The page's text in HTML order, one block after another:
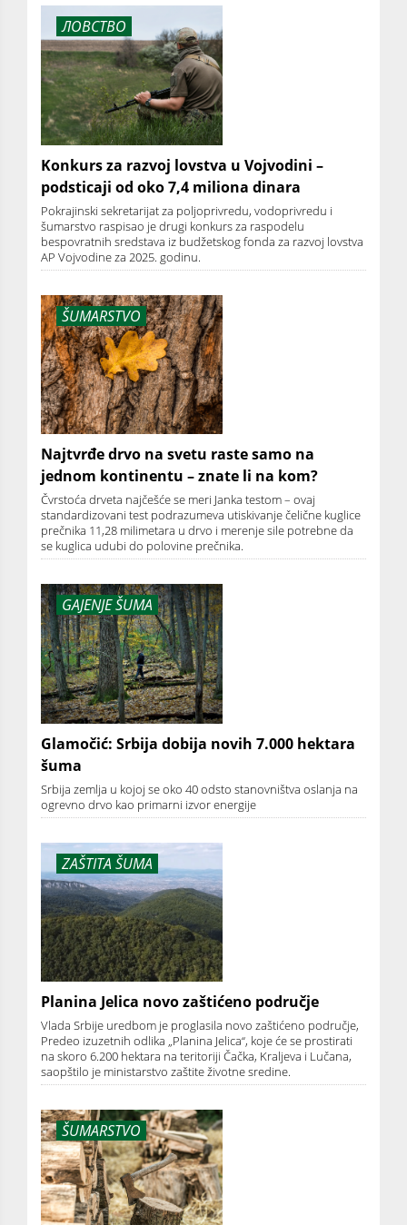
ЛОВСТВО
Konkurs za razvoj lovstva u Vojvodini –
podsticaji od oko 7,4 miliona dinara
Pokrajinski sekretarijat za poljoprivredu, vodoprivredu i
šumarstvo raspisao je drugi konkurs za raspodelu
bespovratnih sredstava iz budžetskog fonda za razvoj lovstva
AP Vojvodine za 2025. godinu.
ŠUMARSTVO
Najtvrđe drvo na svetu raste samo na
jednom kontinentu – znate li na kom?
Čvrstoća drveta najčešće se meri Janka testom – ovaj
standardizovani test podrazumeva utiskivanje čelične kuglice
prečnika 11,28 milimetara u drvo i merenje sile potrebne da
se kuglica udubi do polovine prečnika.
GAJENJE ŠUMA
Glamočić: Srbija dobija novih 7.000 hektara
šuma
Srbija zemlja u kojoj se oko 40 odsto stanovništva oslanja na
ogrevno drvo kao primarni izvor energije
ZAŠTITA ŠUMA
Planina Jelica novo zaštićeno područje
Vlada Srbije uredbom je proglasila novo zaštićeno područje,
Predeo izuzetnih odlika „Planina Jelica“, koje će se prostirati
na skoro 6.200 hektara na teritoriji Čačka, Kraljeva i Lučana,
saopštilo je ministarstvo zaštite životne sredine.
ŠUMARSTVO